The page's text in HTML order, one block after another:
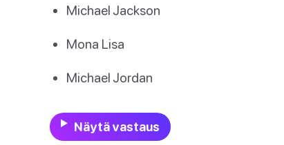
Michael Jackson
Mona Lisa
Michael Jordan
Näytä vastaus